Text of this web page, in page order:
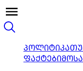
ᲞᲝᲚᲘᲢᲘᲙᲐ
ᲤᲐᲥᲢᲔᲑᲘ